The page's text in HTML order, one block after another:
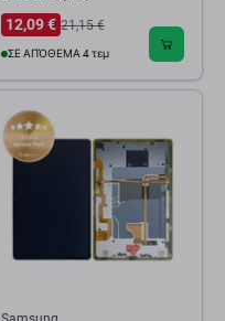
12,09 € 21,15 €
ΣΕ ΑΠΌΘΕΜΑ 4 τεμ